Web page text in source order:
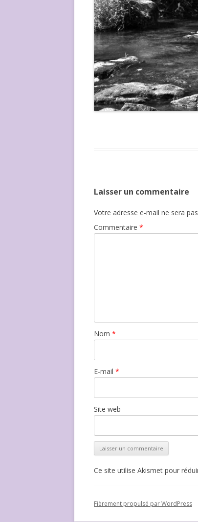
Laisser un commentaire
Votre adresse e-mail ne sera
Commentaire *
Nom *
E-mail *
Site web
Ce site utilise Akismet pour
Fièrement propulsé par WordPress